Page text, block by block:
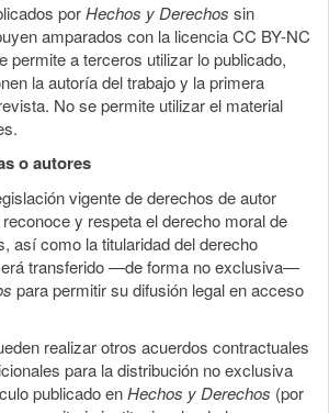
porHechos y Derechos sin
amparados con la licencia CC BY-NC
permite a terceros utilizar lo publicado,
la autoría del trabajo y la primera
No se permite utilizar el material
o autores
vigente de derechos de autor
reconoce y respeta el derecho moral de
así como la titularidad del derecho
transferido —de forma no exclusiva—
para permitir su difusión legal en acceso
realizar otros acuerdos contractuales
para la distribución no exclusiva
publicado enHechos y Derechos (por